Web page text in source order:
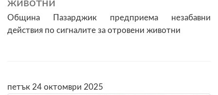
животни
Община Пазарджик предприема незабавни
действия по сигналите за отровени животни
петък 24 октомври 2025